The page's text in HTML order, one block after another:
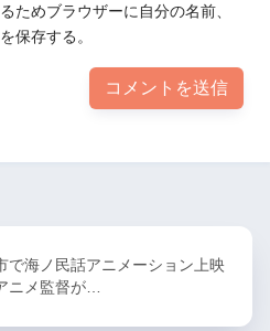
ためブラウザーに自分の名前、
保存する。
で海ノ民話アニメーション上映
ニメ監督が…